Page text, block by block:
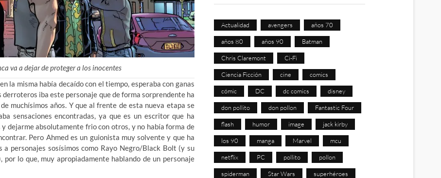
va a dejar de proteger a los inocentes
la misma había decaído con el tiempo, esperaba con ganas
iba este personaje que de forma sorprendente ha
muchísimos años. Y que al frente de esta nueva etapa se
sensaciones encontradas, ya que es un escritor que ha
dejarme absolutamente frio con otros, y no había forma de
Pero Ahmed es un guionista muy solvente y que ha
personajes sosísimos como Rayo Negro/Black Bolt (y su
lo que, muy apropiadamente hablando de un personaje
Actualidad avengers años 70
años 80 años 90 Batman
Chris Claremont Ci-Fi
Ciencia Ficción cine comics
cómic DC dc comics disney
don pollito don pollon Fantastic Four
flash humor image jack kirby
los 90 manga Marvel mcu
netflix PC pollito pollon
spiderman Star Wars superhéroes